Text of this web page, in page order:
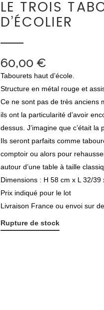
LE TROIS
D’ÉCOLIER
60,00 €
Tabourets haut d’école.
Structure en métal rouge et
Ce ne sont pas de très anciens
ils ont la particularité d’avoir
dessus. J’imagine que c’était la
Ils seront parfaits comme
comptoir ou alors pour
autour d’une table à taille
Dimensions : H 58 cm x L 32/39
Prix indiqué pour le lot
Livraison France ou envoi sur
Rupture de stock